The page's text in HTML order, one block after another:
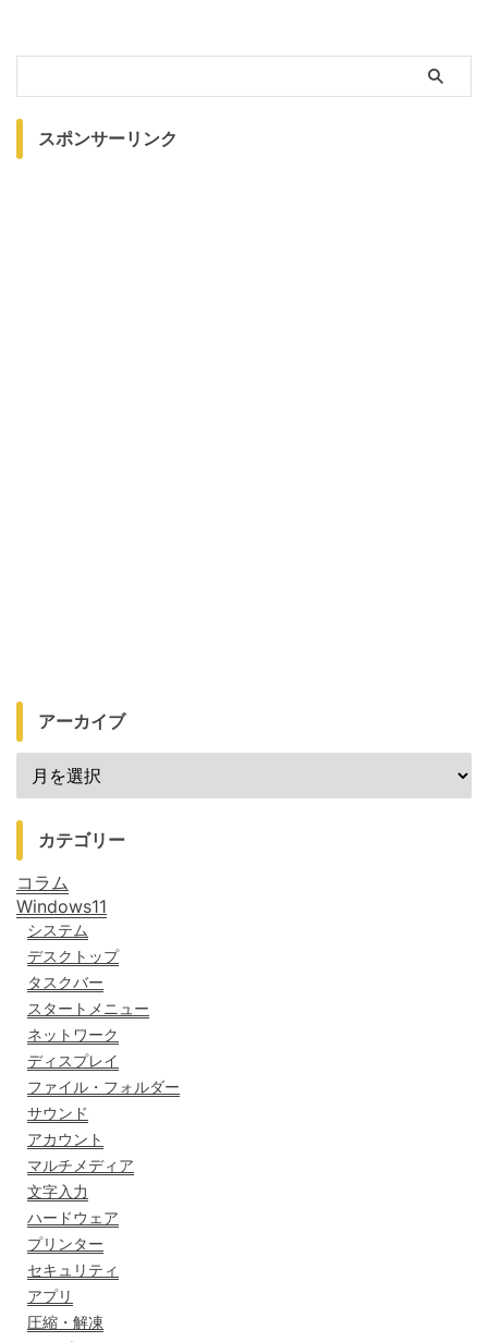
スポンサーリンク
アーカイブ
カテゴリー
コラム
Windows11
システム
デスクトップ
タスクバー
スタートメニュー
ネットワーク
ディスプレイ
ファイル・フォルダー
サウンド
アカウント
マルチメディア
文字入力
ハードウェア
プリンター
セキュリティ
アプリ
圧縮・解凍